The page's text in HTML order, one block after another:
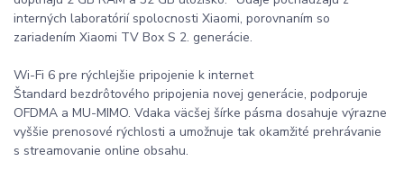
interných laboratórií spolocnosti Xiaomi, porovnaním so
zariadením Xiaomi TV Box S 2. generácie.
Wi-Fi 6 pre rýchlejšie pripojenie k internet
Štandard bezdrôtového pripojenia novej generácie, podporuje
OFDMA a MU-MIMO. Vdaka väcšej šírke pásma dosahuje výrazne
vyššie prenosové rýchlosti a umožnuje tak okamžité prehrávanie
s streamovanie online obsahu.